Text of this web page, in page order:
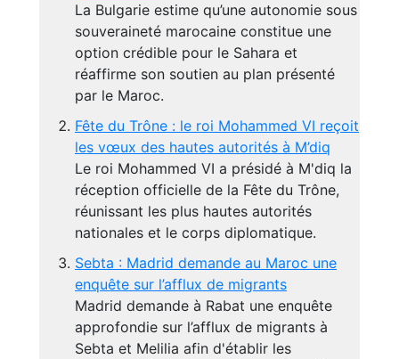
La Bulgarie estime qu’une autonomie sous
souveraineté marocaine constitue une
option crédible pour le Sahara et
réaffirme son soutien au plan présenté
par le Maroc.
Fête du Trône : le roi Mohammed VI reçoit
les vœux des hautes autorités à M’diq
Le roi Mohammed VI a présidé à M'diq la
réception officielle de la Fête du Trône,
réunissant les plus hautes autorités
nationales et le corps diplomatique.
Sebta : Madrid demande au Maroc une
enquête sur l’afflux de migrants
Madrid demande à Rabat une enquête
approfondie sur l’afflux de migrants à
Sebta et Melilia afin d'établir les